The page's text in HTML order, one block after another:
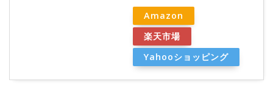
Amazon
楽天市場
Yahooショッピング